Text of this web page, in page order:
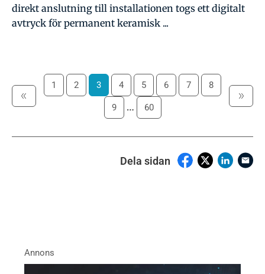
direkt anslutning till installationen togs ett digitalt
avtryck för permanent keramisk ...
1 2 3 4 5 6 7 8
9 … 60
Dela sidan